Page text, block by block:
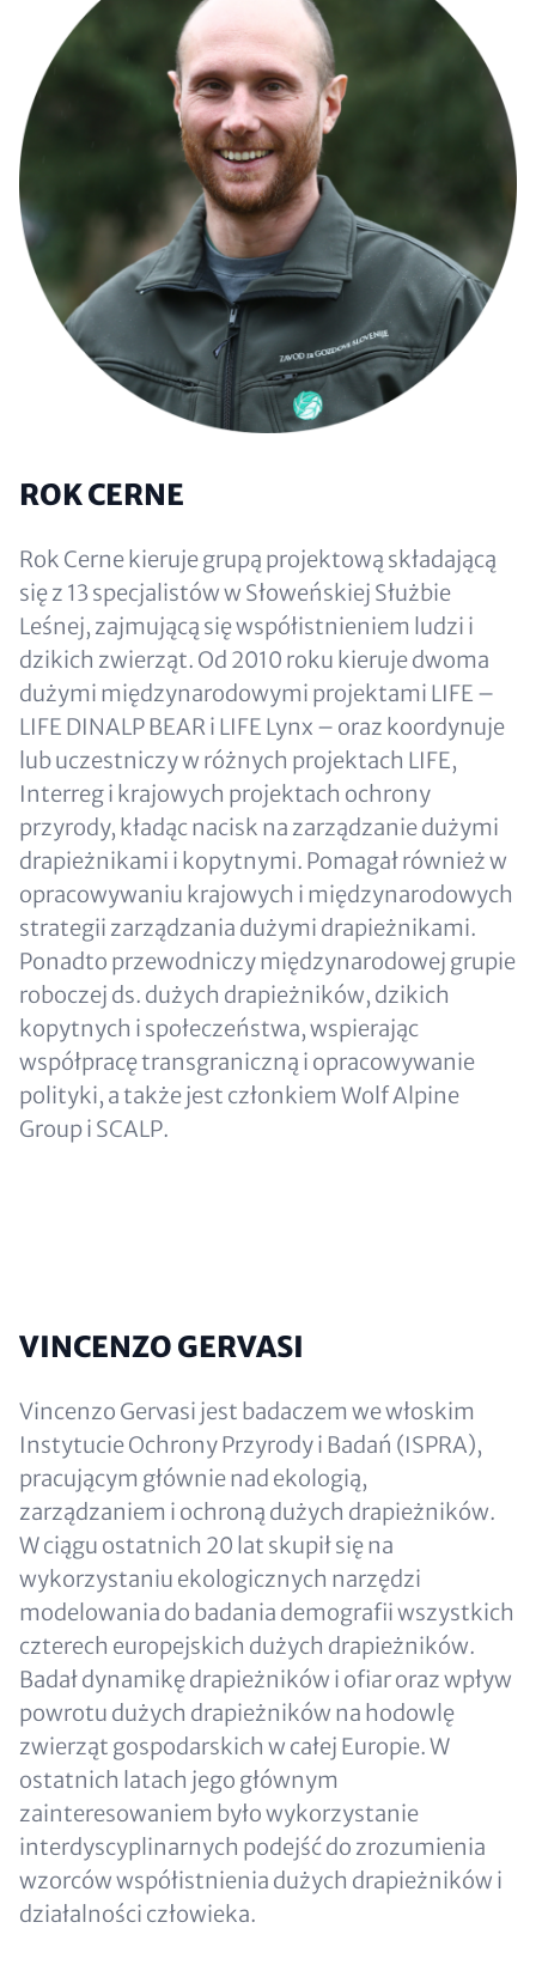
ROK CERNE
Rok Cerne kieruje grupą projektową składającą
się z 13 specjalistów w Słoweńskiej Służbie
Leśnej, zajmującą się współistnieniem ludzi i
dzikich zwierząt. Od 2010 roku kieruje dwoma
dużymi międzynarodowymi projektami LIFE –
LIFE DINALP BEAR i LIFE Lynx – oraz koordynuje
lub uczestniczy w różnych projektach LIFE,
Interreg i krajowych projektach ochrony
przyrody, kładąc nacisk na zarządzanie dużymi
drapieżnikami i kopytnymi. Pomagał również w
opracowywaniu krajowych i międzynarodowych
strategii zarządzania dużymi drapieżnikami.
Ponadto przewodniczy międzynarodowej grupie
roboczej ds. dużych drapieżników, dzikich
kopytnych i społeczeństwa, wspierając
współpracę transgraniczną i opracowywanie
polityki, a także jest członkiem Wolf Alpine
Group i SCALP.
VINCENZO GERVASI
Vincenzo Gervasi jest badaczem we włoskim
Instytucie Ochrony Przyrody i Badań (ISPRA),
pracującym głównie nad ekologią,
zarządzaniem i ochroną dużych drapieżników.
W ciągu ostatnich 20 lat skupił się na
wykorzystaniu ekologicznych narzędzi
modelowania do badania demografii wszystkich
czterech europejskich dużych drapieżników.
Badał dynamikę drapieżników i ofiar oraz wpływ
powrotu dużych drapieżników na hodowlę
zwierząt gospodarskich w całej Europie. W
ostatnich latach jego głównym
zainteresowaniem było wykorzystanie
interdyscyplinarnych podejść do zrozumienia
wzorców współistnienia dużych drapieżników i
działalności człowieka.